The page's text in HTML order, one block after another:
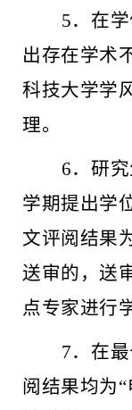
5．在
出存在学术
科技大学学
理。
6．研
学期提出学
文评阅结果
送审的，送
点专家进行
7．在
阅结果均为